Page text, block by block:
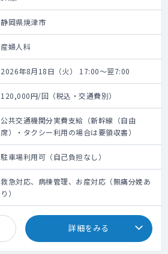
静岡県焼津市
産婦人科
2026年8月18日（火） 17:00～翌7:00
120,000円/回（税込・交通費別）
公共交通機関分実費支給（新幹線（自由
席）・タクシー利用の場合は要領収書）
駐車場利用可（自己負担なし）
救急対応、病棟管理、お産対応（無痛分娩あ
り）
詳細をみる